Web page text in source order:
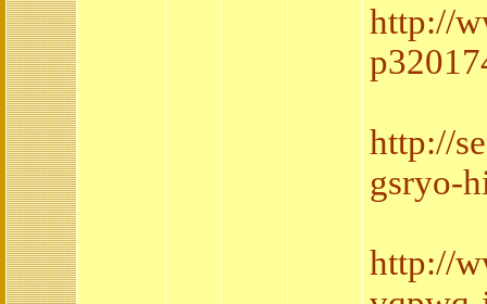
http://
http://
gsryo-
http://